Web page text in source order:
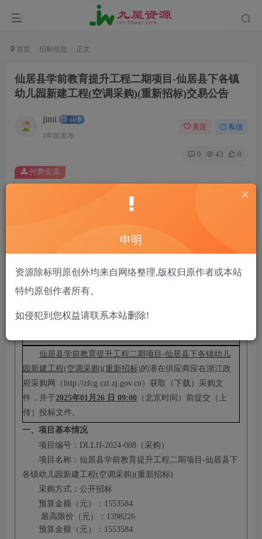
首页 招标信息 正文
仙居县学前教育提升工程二期项目-仙居县下各镇
幼儿园新建工程(空调采购)(重新招标)交易公告
jimi
1年前发布
关注 私信
0 43 8
此内容为付费资源，请付费后查看
立即购买
您当前未登录！建议登陆后购买，可保存购买订单
付费资源
仙居县学前教育提升工程二期项目 -仙居县下各镇幼儿
园新建工程(空调采购)(重新招标)的潜在供应商应在浙江政
府采购网（http://zfcg.czt.zj.gov.cn）获取（下载）采购文
件 ，并于2025年01 月 26 日 09:00 （北京时间）前提交（上
传）投标文件。
一、项目基本情况
项目编号： DLLH-2024-008（采购）
项目名称： 仙居县学前教育提升工程二期项目 -仙居县下
各镇幼儿园新建工程(空调采购)(重新招标)
采购方式：公开招标
预算金额（元）： 1553584
最高限价（元）： 1398226
预算金额（元）： 1553584
申明
资源除标明原创外均来自网络整理,版权归原作者或本站
特约原创作者所有。
如侵犯到您权益请联系本站删除!